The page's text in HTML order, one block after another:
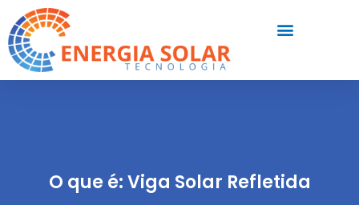
O que é: Viga Solar Refletida